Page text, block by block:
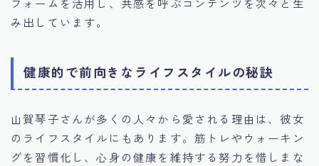
み出しています。
健康的で前向きなライフスタイルの秘訣
山賀琴子さんが多くの人々から愛される理由は、彼女
のライフスタイルにもあります。筋トレやウォーキン
グを習慣化し、心身の健康を維持する努力を惜しまな